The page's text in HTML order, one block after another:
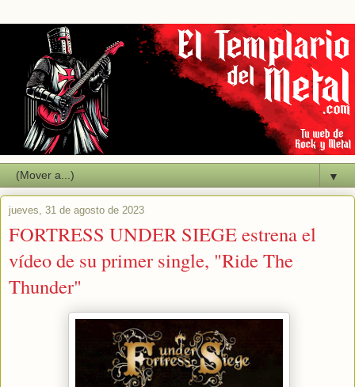
▼
jueves, 31 de agosto de 2023
FORTRESS UNDER SIEGE estrena el
vídeo de su primer single, "Ride The
Thunder"